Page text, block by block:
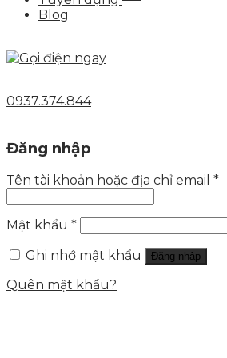
Blog
0937.374.844
Đăng nhập
Tên tài khoản hoặc địa chỉ email *
Mật khẩu *
Ghi nhớ mật khẩu
Đăng nhập
Quên mật khẩu?